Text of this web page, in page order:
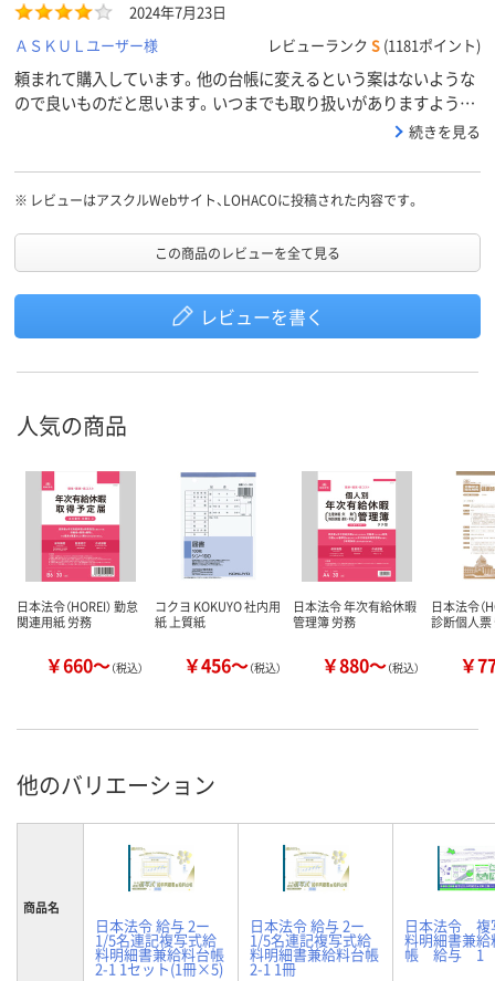
2024年7月23日
ＡＳＫＵＬユーザー様
レビューランク S (1181ポイント)
頼まれて購入しています。他の台帳に変えるという案はないような
ので良いものだと思います。いつまでも取り扱いがありますよう
続きを見る
※ レビューはアスクルWebサイト、LOHACOに投稿された内容です。
この商品のレビューを全て見る
レビューを書く
人気の商品
日本法令（HOREI） 勤怠
関連用紙 労務
￥660～（税込）
コクヨ KOKUYO 社内用
紙 上質紙
￥456～（税込）
日本法令 年次有給休暇
管理簿 労務
￥880～（税込）
日本法令（
診断個人票
￥
他のバリエーション
商品名
日本法令 給与 2ー
1/5名連記複写式給
料明細書兼給料台帳
2-1 1セット(1冊×5)
日本法令 給与 2ー
1/5名連記複写式給
料明細書兼給料台帳
2-1 1冊
日本法令 複
料明細書兼給
帳 給与 1